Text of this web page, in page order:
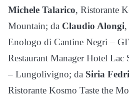
Michele Talarico, Ristorante
Mountain; da Claudio Alongi
Enologo di Cantine Negri –
Restaurant Manager Hotel
– Lungolivigno; da Siria
Ristorante Kosmo Taste the